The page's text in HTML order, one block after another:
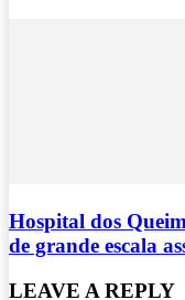
Hospital dos
de grande escala
LEAVE A REPLY